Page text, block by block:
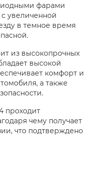
фарами
увеличенной
в темное время
из высокопрочных
высокой
комфорт и
а также
проходит
чему получает
что подтверждено